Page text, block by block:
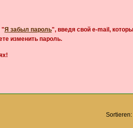
"Я забыл пароль", введя свой e-mail,
изменить пароль.
Sortieren: